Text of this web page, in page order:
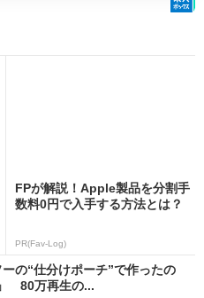
FPが解説！Apple製品を分割手
数料0円で入手する方法とは？
PR(Fav-Log)
の“仕分けポーチ”で作ったの
80万再生の...